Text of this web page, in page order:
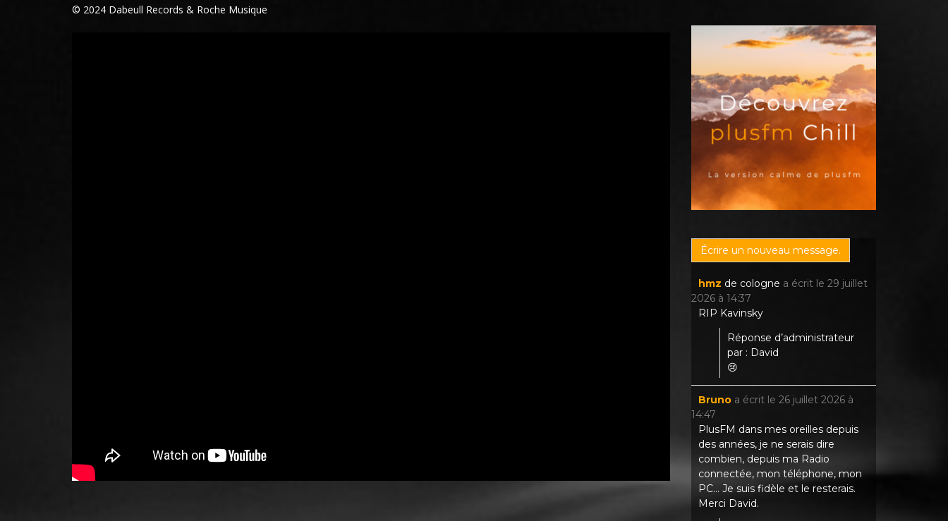
© 2024 Dabeull Records & Roche Musique
hmz de cologne a écrit le 29 juillet
2026 à 14:37
RIP Kavinsky
Réponse d’administrateur
par : David
😢
Bruno a écrit le 26 juillet 2026 à
14:47
PlusFM dans mes oreilles depuis
des années, je ne serais dire
combien, depuis ma Radio
connectée, mon téléphone, mon
PC... Je suis fidèle et le resterais.
Merci David.